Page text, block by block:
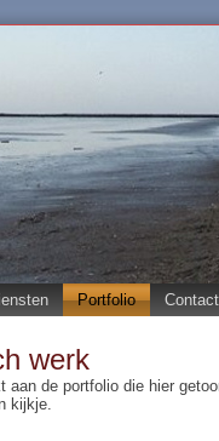
Portfolio Contact
werk
aan de portfolio die hier
kijkje.